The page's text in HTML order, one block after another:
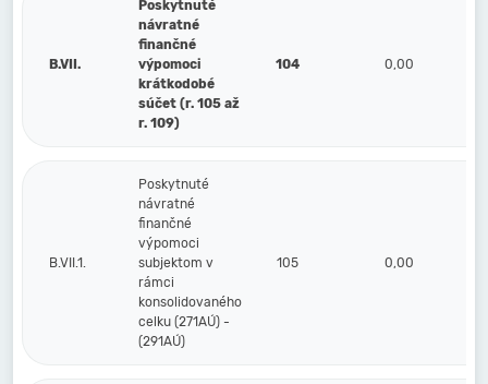
B.VII.
Poskytnuté
návratné
finančné
výpomoci
krátkodobé
súčet (r. 105 až
r. 109)
104 0,00
B.VII.1.
Poskytnuté
návratné
finančné
výpomoci
subjektom v
rámci
konsolidovaného
celku (271AÚ) -
(291AÚ)
105 0,00